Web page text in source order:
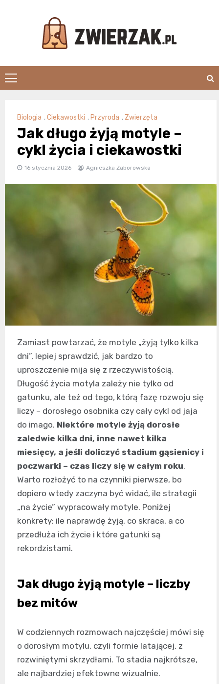
Zwierzak.pl
Biologia ,Ciekawostki , Przyroda , Zwierzęta
Jak długo żyją motyle –
cykl życia i ciekawostki
16 stycznia 2026 Agnieszka Zaborowska
Zamiast powtarzać, że motyle „żyją tylko kilka
dni”, lepiej sprawdzić, jak bardzo to
uproszczenie mija się z rzeczywistością.
Długość życia motyla zależy nie tylko od
gatunku, ale też od tego, którą fazę rozwoju się
liczy – dorosłego osobnika czy cały cykl od jaja
do imago. Niektóre motyle żyją dorosłe
zaledwie kilka dni, inne nawet kilka
miesięcy, a jeśli doliczyć stadium gąsienicy i
poczwarki – czas liczy się w całym roku.
Warto rozłożyć to na czynniki pierwsze, bo
dopiero wtedy zaczyna być widać, ile strategii
„na życie” wypracowały motyle. Poniżej
konkrety: ile naprawdę żyją, co skraca, a co
przedłuża ich życie i które gatunki są
rekordzistami.
Jak długo żyją motyle – liczby
bez mitów
W codziennych rozmowach najczęściej mówi się
o dorosłym motylu, czyli formie latającej, z
rozwiniętymi skrzydłami. To stadia najkrótsze,
ale najbardziej efektowne wizualnie.